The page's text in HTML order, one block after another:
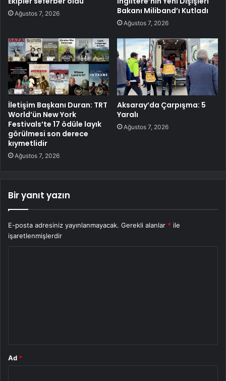
Ağustos 7, 2026
Bakanı Miliband’ı Kutladı
Ağustos 7, 2026
İletişim Başkanı Duran: TRT
World’ün New York
Festivals’te 17 ödüle layık
görülmesi son derece
kıymetlidir
Ağustos 7, 2026
Aksaray’da Çarpışma: 5
Yaralı
Ağustos 7, 2026
Bir yanıt yazın
E-posta adresiniz yayınlanmayacak. Gerekli alanlar * ile
işaretlenmişlerdir
Ad *